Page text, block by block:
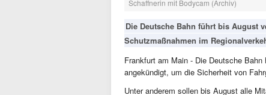
Schaffnerin mit Bodycam (Archiv)
Die Deutsche Bahn führt bis August
Schutzmaßnahmen im
Frankfurt am Main - Die Deutsche
angekündigt, um die Sicherheit von
Unter anderem sollen bis August alle